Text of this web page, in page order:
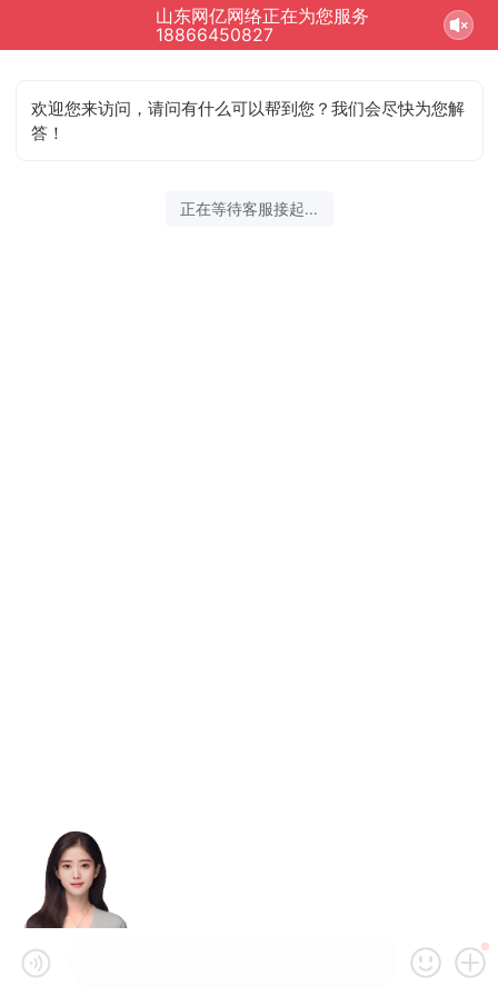
山东网亿网络正在为您服务
18866450827
欢迎您来访问，请问有什么可以帮到您？我们会尽快为您解
答！
正在等待客服接起...